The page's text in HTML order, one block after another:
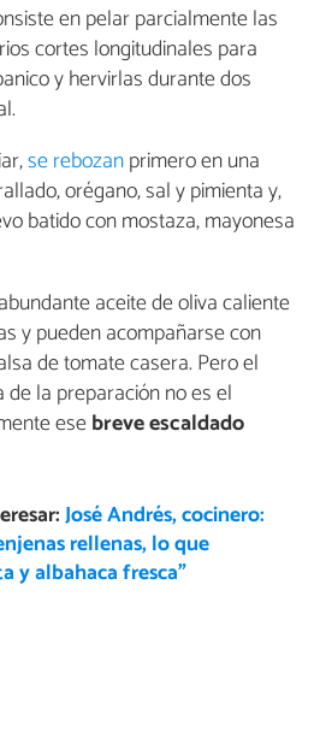
en pelar parcialmente las
cortes longitudinales para
y hervirlas durante dos
se rebozanprimero en una
orégano, sal y pimienta y,
batido con mostaza, mayonesa
aceite de oliva caliente
y pueden acompañarse con
de tomate casera. Pero el
la preparación no es el
esebreve escaldado
José Andrés, cocinero:
rellenas, lo que
y albahaca fresca”